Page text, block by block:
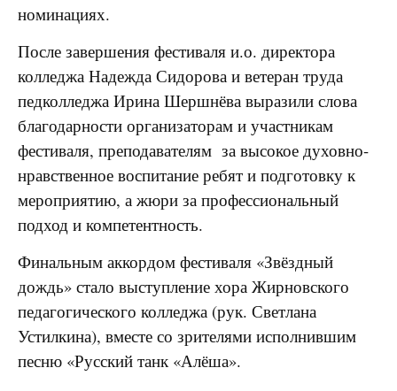
номинациях.
После завершения фестиваля и.о. директора
колледжа Надежда Сидорова и ветеран труда
педколледжа Ирина Шершнёва выразили слова
благодарности организаторам и участникам
фестиваля, преподавателям за высокое духовно-
нравственное воспитание ребят и подготовку к
мероприятию, а жюри за профессиональный
подход и компетентность.
Финальным аккордом фестиваля «Звёздный
дождь» стало выступление хора Жирновского
педагогического колледжа (рук. Светлана
Устилкина), вместе со зрителями исполнившим
песню «Русский танк «Алёша».